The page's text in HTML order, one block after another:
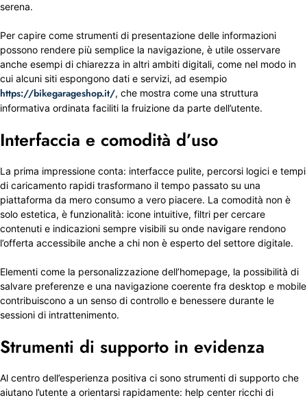
serena.
Per capire come strumenti di presentazione delle informazioni
possono rendere più semplice la navigazione, è utile osservare
anche esempi di chiarezza in altri ambiti digitali, come nel modo in
cui alcuni siti espongono dati e servizi, ad esempio
https://bikegarageshop.it/, che mostra come una struttura
informativa ordinata faciliti la fruizione da parte dell’utente.
Interfaccia e comodità d’uso
La prima impressione conta: interfacce pulite, percorsi logici e tempi
di caricamento rapidi trasformano il tempo passato su una
piattaforma da mero consumo a vero piacere. La comodità non è
solo estetica, è funzionalità: icone intuitive, filtri per cercare
contenuti e indicazioni sempre visibili su onde navigare rendono
l’offerta accessibile anche a chi non è esperto del settore digitale.
Elementi come la personalizzazione dell’homepage, la possibilità di
salvare preferenze e una navigazione coerente fra desktop e mobile
contribuiscono a un senso di controllo e benessere durante le
sessioni di intrattenimento.
Strumenti di supporto in evidenza
Al centro dell’esperienza positiva ci sono strumenti di supporto che
aiutano l’utente a orientarsi rapidamente: help center ricchi di